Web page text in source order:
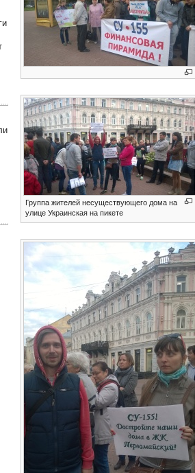
Группа жителей несуществующего дома на
улице Украинская на пикете